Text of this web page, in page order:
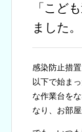
「こど
ました。
感染防止措
以下で始ま
な作業台を
なり、お部